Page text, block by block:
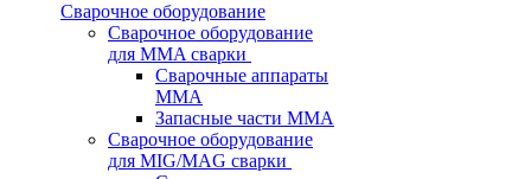
Сварочное оборудование
Сварочное оборудование
для MMA сварки
Сварочные аппараты
MMA
Запасные части MMA
Сварочное оборудование
для MIG/MAG сварки